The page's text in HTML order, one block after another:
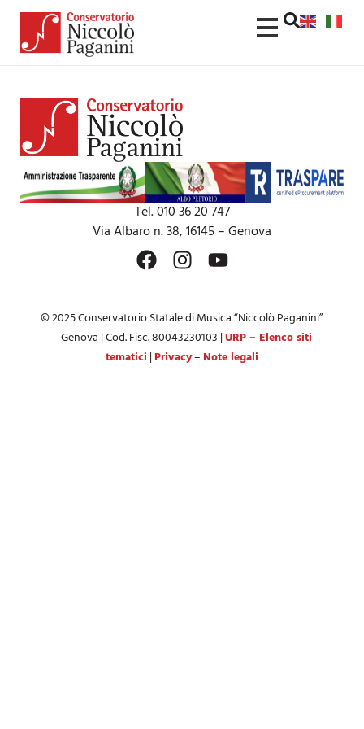
contenuto
Tel. 010 36 20 747
Via Albaro n. 38, 16145 – Genova
© 2025 Conservatorio Statale di Musica “Niccolò Paganini”
– Genova | Cod. Fisc. 80043230103 |URP– Elenco siti
tematici | Privacy– Note legali